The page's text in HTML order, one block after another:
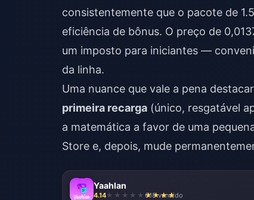
consistentemente que o pacote de
eficiência de bônus. O preço de
um imposto para iniciantes —
da linha.
Uma nuance que vale a pena
primeira recarga (único, resgatável
a matemática a favor de uma
Store e, depois, mude
Yaahlan
4.14 618 vendido